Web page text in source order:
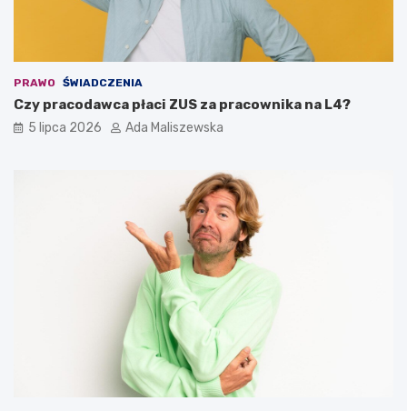
PRAWO ŚWIADCZENIA
Czy pracodawca płaci ZUS za pracownika na L4?
5 lipca 2026 Ada Maliszewska